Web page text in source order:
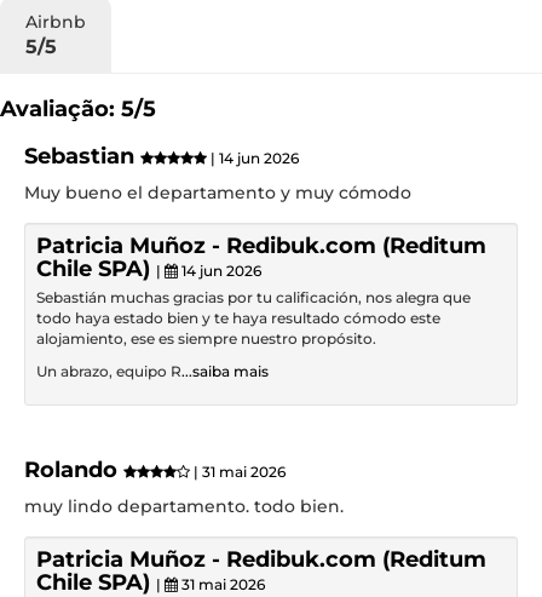
Airbnb
5/5
Avaliação: 5/5
Sebastian
| 14 jun 2026
Muy bueno el departamento y muy cómodo
Patricia Muñoz - Redibuk.com (Reditum
Chile SPA) |
14 jun 2026
Sebastián muchas gracias por tu calificación, nos alegra que
todo haya estado bien y te haya resultado cómodo este
alojamiento, ese es siempre nuestro propósito.
Un abrazo, equipo R...saiba mais
Rolando | 31 mai 2026
muy lindo departamento. todo bien.
Patricia Muñoz - Redibuk.com (Reditum
Chile SPA) | 31 mai 2026